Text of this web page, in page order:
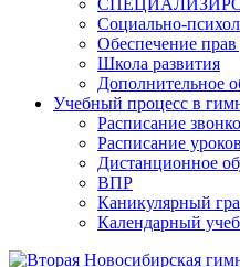
Социально-
Обеспечение
Школа развития
Дополнительное
Учебный процесс в
Расписание
Расписание уроков
Дистанционное
ВПР
Каникулярный
Календарный